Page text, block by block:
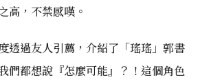
高，不禁感嘆。
透過友人引薦，介紹了「瑤瑤」郭書
們都想說『怎麼可能』？！這個角色